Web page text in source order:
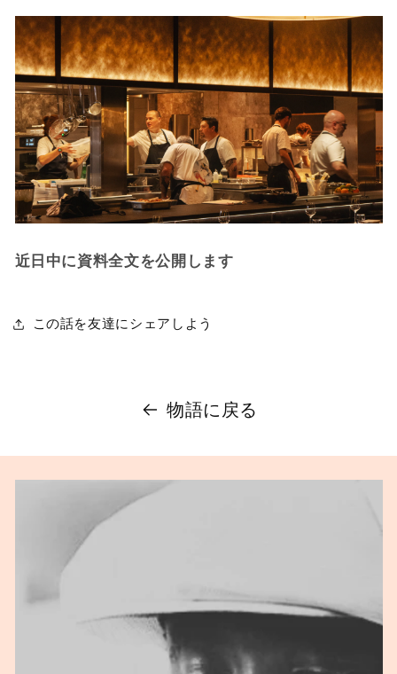
近日中に資料全文を公開します
この話を友達にシェアしよう
物語に戻る